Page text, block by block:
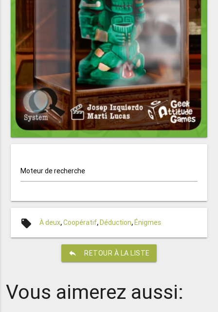
Moteur de recherche
local_offer À deux,Coopératif,Déduction,Énigmes
reply RETOUR À LA LISTE
Vous aimerez aussi: